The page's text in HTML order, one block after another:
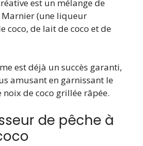
est un mélange de
(une liqueur
coco, de lait de coco et de
est déjà un succès garanti,
amusant en garnissant le
de coco grillée râpée.
de pêche à